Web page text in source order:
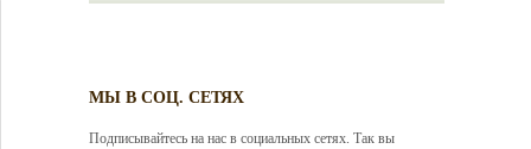
МЫ В СОЦ. СЕТЯХ
Подписывайтесь на нас в социальных сетях. Так вы